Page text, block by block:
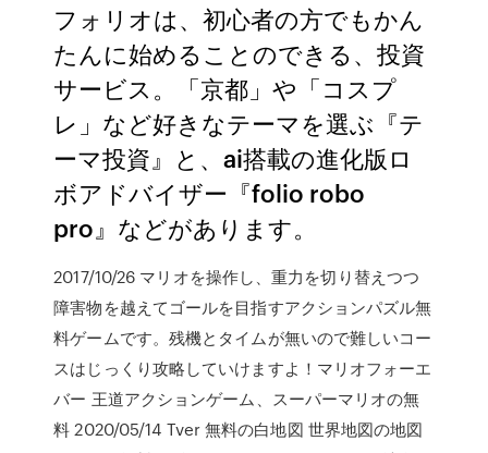
フォリオは、初心者の方でもかん
たんに始めることのできる、投資
サービス。「京都」や「コスプ
レ」など好きなテーマを選ぶ『テ
ーマ投資』と、ai搭載の進化版ロ
ボアドバイザー『folio robo
pro』などがあります。
2017/10/26 マリオを操作し、重力を切り替えつつ
障害物を越えてゴールを目指すアクションパズル無
料ゲームです。残機とタイムが無いので難しいコー
スはじっくり攻略していけますよ！マリオフォーエ
バー 王道アクションゲーム、スーパーマリオの無
料 2020/05/14 Tver 無料の白地図 世界地図の地図